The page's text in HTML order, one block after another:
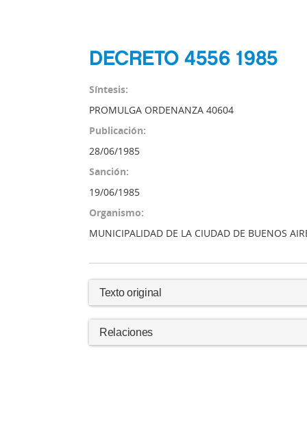
DECRETO 4556 1985
Síntesis:
PROMULGA ORDENANZA 40604
Publicación:
28/06/1985
Sanción:
19/06/1985
Organismo:
MUNICIPALIDAD DE LA CIUDAD DE BUENOS
Texto original
Relaciones